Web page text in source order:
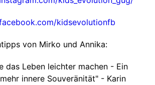
kidsevolutionfb
von Mirko und Annika:
das Leben leichter machen - Ein
innere Souveränität" - Karin